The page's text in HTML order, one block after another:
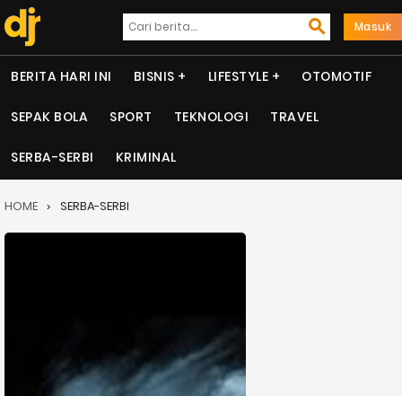
Masuk
BERITA HARI INI BISNIS LIFESTYLE OTOMOTIF
SEPAK BOLA SPORT TEKNOLOGI TRAVEL
SERBA-SERBI KRIMINAL
HOME SERBA-SERBI